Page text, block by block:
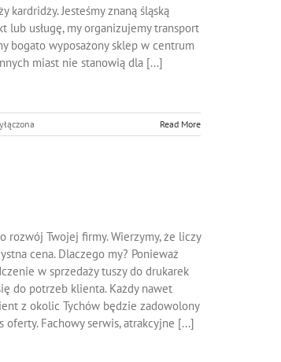
kardridży. Jesteśmy znaną śląską
lub usługę, my organizujemy transport
bogato wyposażony sklep w centrum
miast nie stanowią dla [...]
Read More
rozwój Twojej firmy. Wierzymy, że liczy
cena. Dlaczego my? Ponieważ
w sprzedaży tuszy do drukarek
do potrzeb klienta. Każdy nawet
z okolic Tychów będzie zadowolony
Fachowy serwis, atrakcyjne [...]